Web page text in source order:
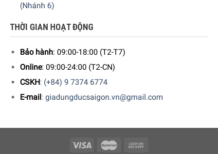
(Nhánh 6)
THỜI GIAN HOẠT ĐỘNG
Bảo hành: 09:00-18:00 (T2-T7)
Online: 09:00-24:00 (T2-CN)
CSKH: (+84) 9 7374 6774
E-mail : giadungducsaigon.vn@gmail.com